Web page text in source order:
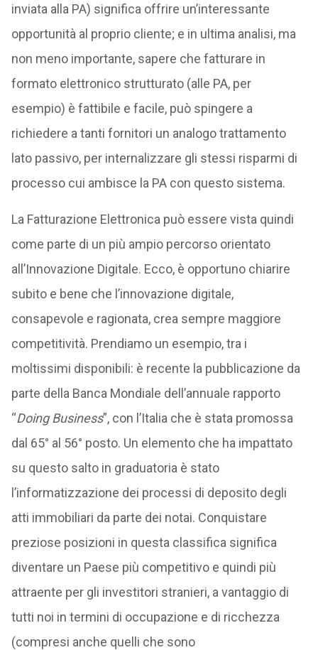
inviata alla PA) significa offrire un’interessante
opportunità al proprio cliente; e in ultima analisi, ma
non meno importante, sapere che fatturare in
formato elettronico strutturato (alle PA, per
esempio) è fattibile e facile, può spingere a
richiedere a tanti fornitori un analogo trattamento
lato passivo, per internalizzare gli stessi risparmi di
processo cui ambisce la PA con questo sistema.
La Fatturazione Elettronica può essere vista quindi
come parte di un più ampio percorso orientato
all’Innovazione Digitale. Ecco, è opportuno chiarire
subito e bene che l’innovazione digitale,
consapevole e ragionata, crea sempre maggiore
competitività. Prendiamo un esempio, tra i
moltissimi disponibili: è recente la pubblicazione da
parte della Banca Mondiale dell’annuale rapporto
“Doing Business”, con l’Italia che è stata promossa
dal 65° al 56° posto. Un elemento che ha impattato
su questo salto in graduatoria è stato
l’informatizzazione dei processi di deposito degli
atti immobiliari da parte dei notai. Conquistare
preziose posizioni in questa classifica significa
diventare un Paese più competitivo e quindi più
attraente per gli investitori stranieri, a vantaggio di
tutti noi in termini di occupazione e di ricchezza
(compresi anche quelli che sono